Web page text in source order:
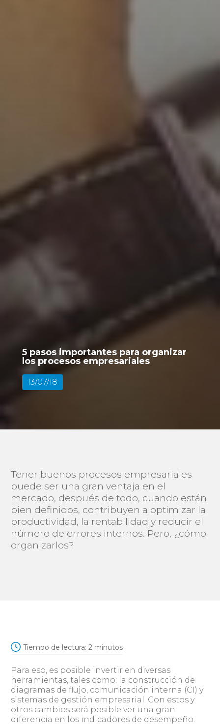
5 pasos importantes para organizar
los procesos empresariales
13/07/18
Tener buenos procesos empresariales
puede ser una gran ventaja en el
mercado, después de todo, cuando están
bien definidos, contribuyen a optimizar la
productividad, la rentabilidad y reducir el
número de errores internos. Pero, ¿cómo
organizarlos?
Tiempo de lectura: 2 minutos
Para eso, es posible invertir en diversas
herramientas, tales como: la construcción de
diagramas de flujo, comunicación interna (CI) y
sistemas de gestión empresarial. Con estos y
otros cambios será posible ver una gran
diferencia en los indicadores de desempeño.